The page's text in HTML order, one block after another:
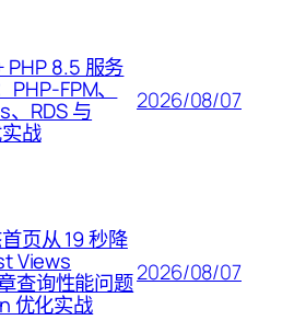
8.5 服务
FPM、
RDS 与
战
2026/08/07
页从 19 秒降
Views
查询性能问题
优化实战
2026/08/07